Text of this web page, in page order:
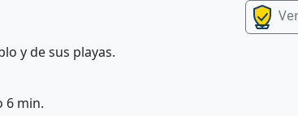
y de sus playas.
6 min.